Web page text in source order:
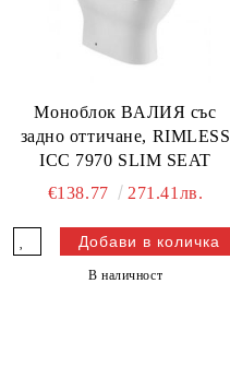
Моноблок ВАЛИЯ със
задно оттичане, RIMLESS
ICC 7970 SLIM SEAT
€138.77
271.41лв.
В наличност